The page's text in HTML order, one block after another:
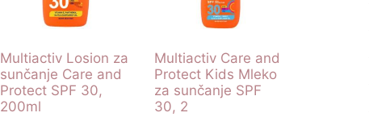
Multiactiv Losion za
sunčanje Care and
Protect SPF 30,
200ml
Multiactiv Care and
Protect Kids Mleko
za sunčanje SPF
30, 2